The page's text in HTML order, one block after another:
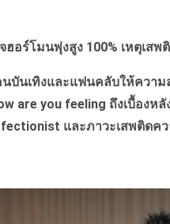
ฮอร์โมนพุ่งสูง 100% เหตุเส
ทิงและแฟนคลับให้ความสน
are you feeling ถึงเบื้อง
และภาวะเสพติดค